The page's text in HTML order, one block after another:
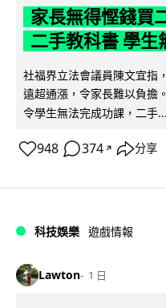
家長無得慳錢買
二手教科書 學生
社福界立法會議員陳文宜指
遠超通漲，令家長難以負擔
令學生無法完成功課，二手...
948 374 ↗ 分享
科技娛樂 遊戲情報
Lawton 1 日